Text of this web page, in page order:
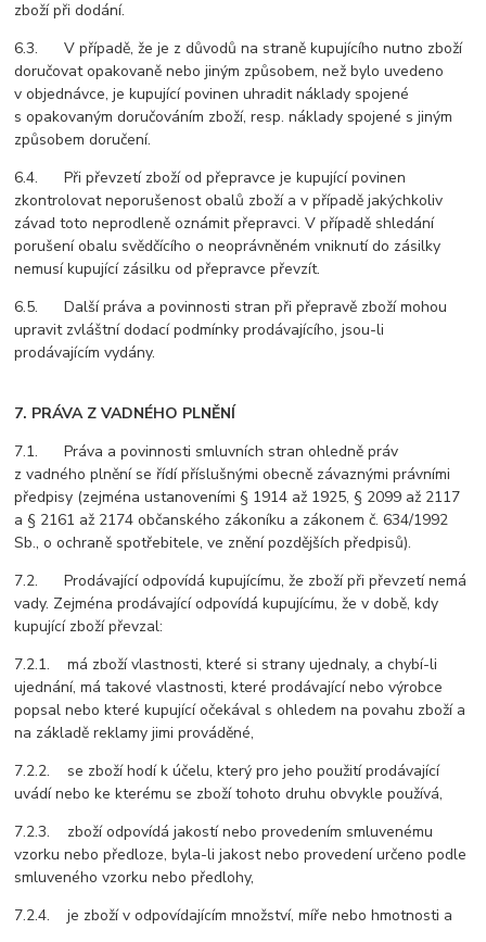
zboží při dodání.
6.3. V případě, že je z důvodů na straně kupujícího nutno zboží
doručovat opakovaně nebo jiným způsobem, než bylo uvedeno
v objednávce, je kupující povinen uhradit náklady spojené
s opakovaným doručováním zboží, resp. náklady spojené s jiným
způsobem doručení.
6.4. Při převzetí zboží od přepravce je kupující povinen
zkontrolovat neporušenost obalů zboží a v případě jakýchkoliv
závad toto neprodleně oznámit přepravci. V případě shledání
porušení obalu svědčícího o neoprávněném vniknutí do zásilky
nemusí kupující zásilku od přepravce převzít.
6.5. Další práva a povinnosti stran při přepravě zboží mohou
upravit zvláštní dodací podmínky prodávajícího, jsou-li
prodávajícím vydány.
7. PRÁVA Z VADNÉHO PLNĚNÍ
7.1. Práva a povinnosti smluvních stran ohledně práv
z vadného plnění se řídí příslušnými obecně závaznými právními
předpisy (zejména ustanoveními § 1914 až 1925, § 2099 až 2117
a § 2161 až 2174 občanského zákoníku a zákonem č. 634/1992
Sb., o ochraně spotřebitele, ve znění pozdějších předpisů).
7.2. Prodávající odpovídá kupujícímu, že zboží při převzetí nemá
vady. Zejména prodávající odpovídá kupujícímu, že v době, kdy
kupující zboží převzal:
7.2.1. má zboží vlastnosti, které si strany ujednaly, a chybí-li
ujednání, má takové vlastnosti, které prodávající nebo výrobce
popsal nebo které kupující očekával s ohledem na povahu zboží a
na základě reklamy jimi prováděné,
7.2.2. se zboží hodí k účelu, který pro jeho použití prodávající
uvádí nebo ke kterému se zboží tohoto druhu obvykle používá,
7.2.3. zboží odpovídá jakostí nebo provedením smluvenému
vzorku nebo předloze, byla-li jakost nebo provedení určeno podle
smluveného vzorku nebo předlohy,
7.2.4. je zboží v odpovídajícím množství, míře nebo hmotnosti a